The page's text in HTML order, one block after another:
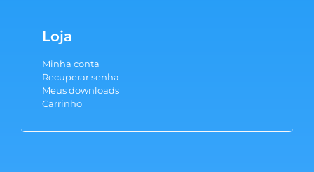
Loja
Minha conta
Recuperar senha
Meus downloads
Carrinho